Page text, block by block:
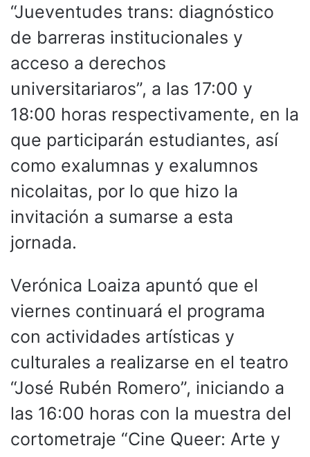
“Jueventudes trans: diagnóstico
de barreras institucionales y
acceso a derechos
universitariaros”, a las 17:00 y
18:00 horas respectivamente, en la
que participarán estudiantes, así
como exalumnas y exalumnos
nicolaitas, por lo que hizo la
invitación a sumarse a esta
jornada.
Verónica Loaiza apuntó que el
viernes continuará el programa
con actividades artísticas y
culturales a realizarse en el teatro
“José Rubén Romero”, iniciando a
las 16:00 horas con la muestra del
cortometraje “Cine Queer: Arte y